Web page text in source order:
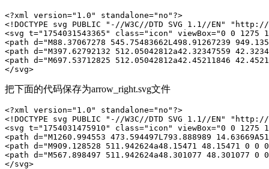
<?xml version="1.0" standalone="no"?>
<!DOCTYPE svg PUBLIC "-//W3C//DTD SVG 1.1//EN"
<svg t="1754031543365" class="icon" viewBox="0 0
<path d="M88.37067278 545.75483662L498.91267239
<path d="M397.62792132 512.05042812a42.32347559
<path d="M697.53712825 512.05042812a42.45211846
</svg>
把下面的代码保存为arrow_right.svg文件
<?xml version="1.0" standalone="no"?>
<!DOCTYPE svg PUBLIC "-//W3C//DTD SVG 1.1//EN"
<svg t="1754031475910" class="icon" viewBox="0 0
<path d="M1260.994553 473.594497L793.888989
<path d="M909.128528 511.942624a48.15471 48.15471 0
<path d="M567.898497 511.942624a48.301077 48.301077
</svg>